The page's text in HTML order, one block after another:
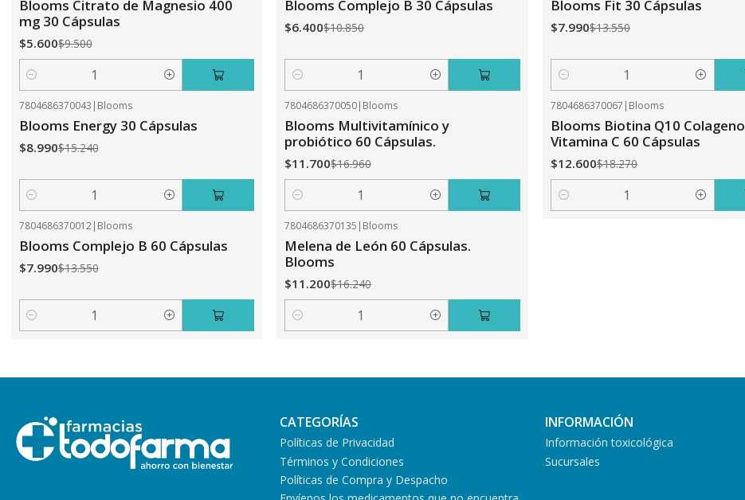
Blooms Citrato de Magnesio 400
mg 30 Cápsulas
$5.600$9.500
Cantidad
Blooms Complejo B 30 Cápsulas
$6.400$10.850
Cantidad
Blooms Fit 30 Cápsulas
$7.990$13.550
Cantidad
7804686370043 | Blooms
Blooms Energy 30 Cápsulas
$8.990$15.240
Cantidad
7804686370050| Blooms
Blooms Multivitamínico y
probiótico 60 Cápsulas.
$11.700$16.960
Cantidad
7804686370067 | Blooms
Blooms Biotina Q10 Colageno
Vitamina C 60 Cápsulas
$12.600$18.270
Cantidad
7804686370012| Blooms
Blooms Complejo B 60 Cápsulas
$7.990$13.550
Cantidad
7804686370135 | Blooms
Melena de León 60 Cápsulas.
Blooms
$11.200$16.240
Cantidad
CATEGORÍAS
Políticas de Privacidad
Términos y Condiciones
Políticas de Compra y Despacho
INFORMACIÓN
Información toxicológica
Sucursales